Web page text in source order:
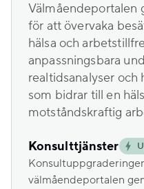
Välmåendeportalen
för att övervaka
hälsa och
anpassningsbara
realtidsanalyser och
som bidrar till en
motståndskraftig
Konsulttjänster
välmåendeportalen